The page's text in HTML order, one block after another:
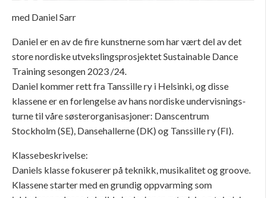
med Daniel Sarr
Daniel er en av de fire kunstnerne som har vært del av det
store nordiske utvekslingsprosjektet Sustainable Dance
Training sesongen 2023 /24.
Daniel kommer rett fra Tanssille ry i Helsinki, og disse
klassene er en forlengelse av hans nordiske undervisnings-
turne til våre søsterorganisasjoner: Danscentrum
Stockholm (SE), Dansehallerne (DK) og Tanssille ry (FI).
Klassebeskrivelse:
Daniels klasse fokuserer på teknikk, musikalitet og groove.
Klassene starter med en grundig oppvarming som